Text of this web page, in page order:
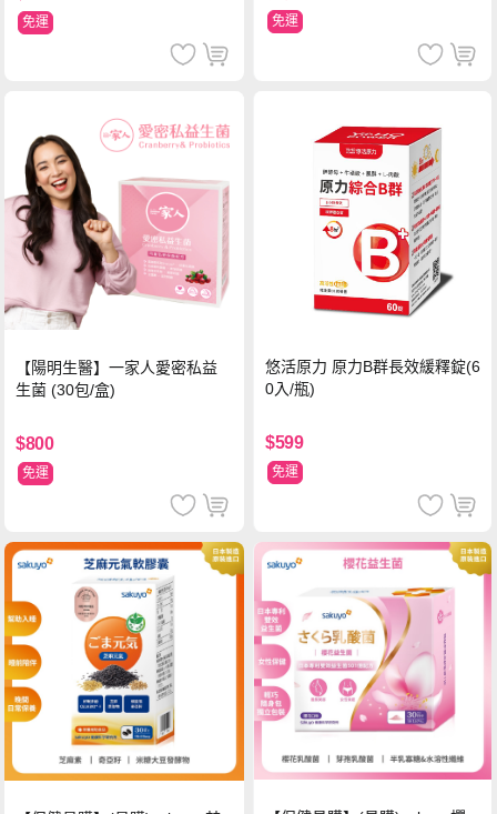
免運 免運
【陽明生醫】一家人愛密私益
生菌 (30包/盒)
$800
免運
悠活原力 原力B群長效緩釋錠(6
0入/瓶)
$599
免運